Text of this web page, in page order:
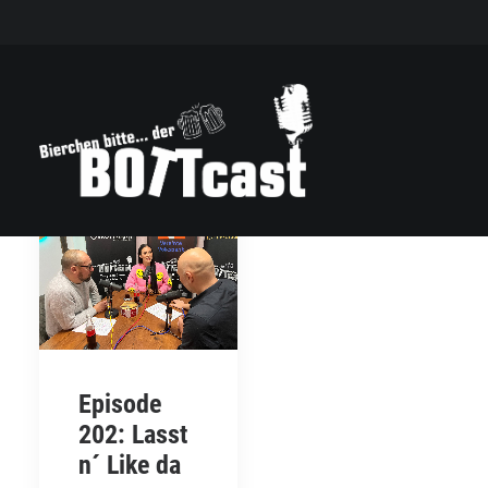
Episode
202: Lasst
n´ Like da